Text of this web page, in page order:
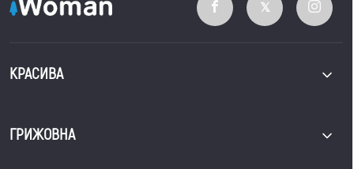
КРАСИВА
ГРИЖОВНА